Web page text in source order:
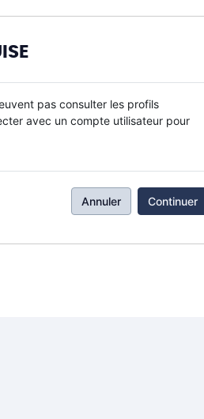
pas consulter les profils
avec un compte utilisateur pour
Annuler Continuer